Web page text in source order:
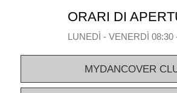
ORARI DI
LUNEDÌ - VENERDÌ 08:30
MYDANCOVER